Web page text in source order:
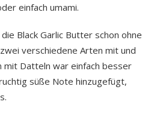
einfach umami.
Black Garlic Butter schon ohne
verschiedene Arten mit und
mit Datteln war einfach besser
süße Note hinzugefügt,